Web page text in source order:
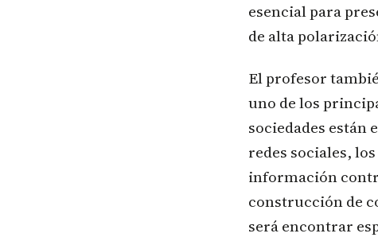
esencial para
de alta
El profesor
uno de los
sociedades están
redes sociales,
información
construcción de
será encontrar